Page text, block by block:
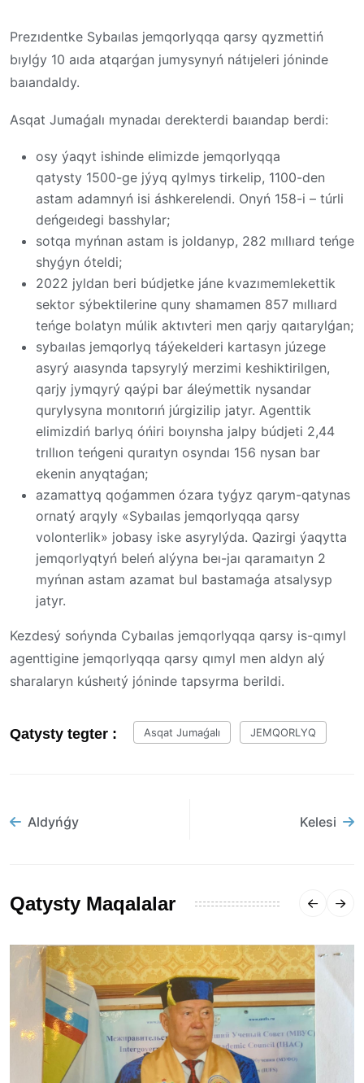
Prezıdentke Sybaılas jemqorlyqqa qarsy qyzmettiń
bıylǵy 10 aıda atqarǵan jumysynyń nátıjeleri jóninde
baıandaldy.
Asqat Jumaǵalı mynadaı derekterdi baıandap berdi:
osy ýaqyt ishinde elimizde jemqorlyqqa
qatysty 1500-ge jýyq qylmys tirkelip, 1100-den
astam adamnyń isi áshkerelendi. Onyń 158-i – túrli
deńgeıdegi basshylar;
sotqa myńnan astam is joldanyp, 282 mıllıard teńge
shyǵyn óteldi;
2022 jyldan beri búdjetke jáne kvazımemlekettik
sektor sýbektilerine quny shamamen 857 mıllıard
teńge bolatyn múlik aktıvteri men qarjy qaıtarylǵan;
sybaılas jemqorlyq táýekelderi kartasyn júzege
asyrý aıasynda tapsyrylý merzimi keshiktirilgen,
qarjy jymqyrý qaýpi bar áleýmettik nysandar
qurylysyna monıtorıń júrgizilip jatyr. Agenttik
elimizdiń barlyq óńiri boıynsha jalpy búdjeti 2,44
trıllıon teńgeni quraıtyn osyndaı 156 nysan bar
ekenin anyqtaǵan;
azamattyq qoǵammen ózara tyǵyz qarym-qatynas
ornatý arqyly «Sybaılas jemqorlyqqa qarsy
volonterlik» jobasy iske asyrylýda. Qazirgi ýaqytta
jemqorlyqtyń beleń alýyna beı-jaı qaramaıtyn 2
myńnan astam azamat bul bastamaǵa atsalysyp
jatyr.
Kezdesý sońynda Cybaılas jemqorlyqqa qarsy is-qımyl
agenttigine jemqorlyqqa qarsy qımyl men aldyn alý
sharalaryn kúsheıtý jóninde tapsyrma berildi.
Qatysty tegter : Asqat Jumaǵalı JEMQORLYQ
Aldyńǵy Kelesi
Qatysty Maqalalar